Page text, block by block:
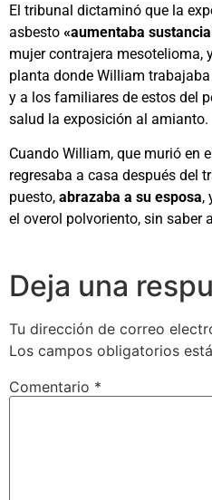
El tribunal dictaminó que la
asbesto «aumentaba
mujer contrajera mesotelioma,
planta donde William
y a los familiares de estos del
salud la exposición al amianto.
Cuando William, que murió en
regresaba a casa después del
puesto, abrazaba a su esposa,
el overol polvoriento, sin saber
Deja una
Tu dirección de correo
Los campos obligatorios
Comentario *